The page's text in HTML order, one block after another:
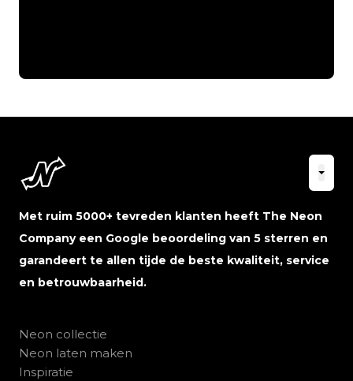
Met ruim 5000+ tevreden klanten heeft The Neon
Company een Google beoordeling van 5 sterren en
garandeert te allen tijde de beste kwaliteit, service
en betrouwbaarheid.
Neon collectie
Neon laten maken
Inspiratie